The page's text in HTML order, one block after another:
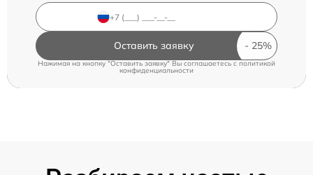
Оставить заявку
Нажимая на кнопку "Оставить заявку" Вы соглашаетесь c политикой
конфиденциальности